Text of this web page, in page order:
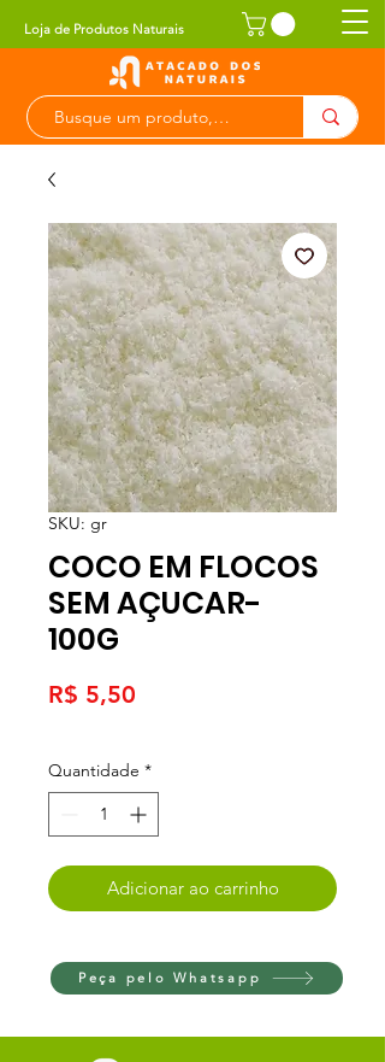
Loja de Produtos Naturais
SKU: gr
COCO EM FLOCOS
SEM AÇUCAR-
100G
R$ 5,50
Quantidade *
Adicionar ao carrinho
Peça pelo Whatsapp